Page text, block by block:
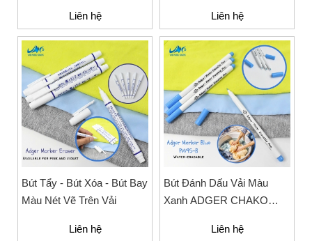
Liên hệ
Liên hệ
Bút Tẩy - Bút Xóa - Bút Bay
Màu Nét Vẽ Trên Vải
Liên hệ
Bút Đánh Dấu Vải Màu
Xanh ADGER CHAKO
Liên hệ